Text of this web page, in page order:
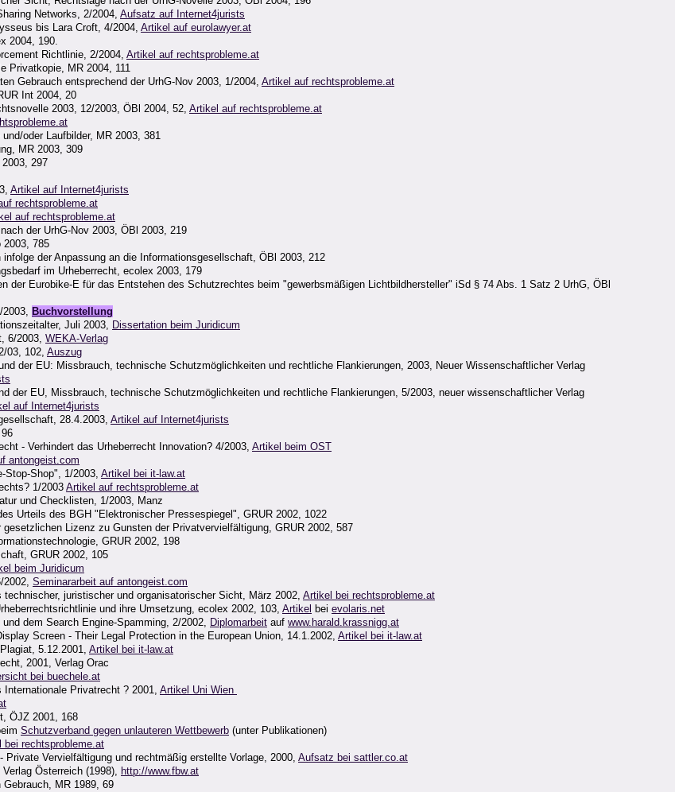
Networks, 2/2004, Aufsatz auf Internet4jurists
bis Lara Croft, 4/2004, Artikel auf eurolawyer.at
2004, 190.
Richtlinie, 2/2004, Artikel auf rechtsprobleme.at
Privatkopie, MR 2004, 111
Gebrauch entsprechend der UrhG-Nov 2003, 1/2004, Artikel auf rechtsprobleme.at
Int 2004, 20
2003, 12/2003, ÖBl 2004, 52, Artikel auf rechtsprobleme.at
oder Laufbilder, MR 2003, 381
MR 2003, 309
297
Artikel auf Internet4jurists
rechtsprobleme.at
auf rechtsprobleme.at
der UrhG-Nov 2003, ÖBl 2003, 219
2003, 785
der Anpassung an die Informationsgesellschaft, ÖBl 2003, 212
im Urheberrecht, ecolex 2003, 179
der Eurobike-E für das Entstehen des Schutzrechtes beim "gewerbsmäßigen Lichtbildhersteller" iSd § 74 Abs. 1 Satz 2 UrhG, ÖBl
Buchvorstellung
Juli 2003, Dissertation beim Juridicum
6/2003, WEKA-Verlag
03, 102, Auszug
der EU: Missbrauch, technische Schutzmöglichkeiten und rechtliche Flankierungen, 2003, Neuer Wissenschaftlicher Verlag
der EU, Missbrauch, technische Schutzmöglichkeiten und rechtliche Flankierungen, 5/2003, neuer wissenschaftlicher Verlag
auf Internet4jurists
28.4.2003, Artikel auf Internet4jurists
- Verhindert das Urheberrecht Innovation? 4/2003, Artikel beim OST
antongeist.com
Stop-Shop", 1/2003, Artikel bei it-law.at
1/2003 Artikel auf rechtsprobleme.at
und Checklisten, 1/2003, Manz
Urteils des BGH "Elektronischer Pressespiegel", GRUR 2002, 1022
Lizenz zu Gunsten der Privatvervielfältigung, GRUR 2002, 587
GRUR 2002, 198
GRUR 2002, 105
beim Juridicum
2002, Seminararbeit auf antongeist.com
juristischer und organisatorischer Sicht, März 2002, Artikel bei rechtsprobleme.at
und ihre Umsetzung, ecolex 2002, 103, Artikel bei evolaris.net
dem Search Engine-Spamming, 2/2002, Diplomarbeit auf www.harald.krassnigg.at
Screen - Their Legal Protection in the European Union, 14.1.2002, Artikel bei it-law.at
5.12.2001, Artikel bei it-law.at
2001, Verlag Orac
bei buechele.at
Privatrecht ? 2001, Artikel Uni Wien
ÖJZ 2001, 168
Schutzverband gegen unlauteren Wettbewerb (unter Publikationen)
bei rechtsprobleme.at
Vervielfältigung und rechtmäßig erstellte Vorlage, 2000, Aufsatz bei sattler.co.at
Österreich (1998), http://www.fbw.at
MR 1989, 69